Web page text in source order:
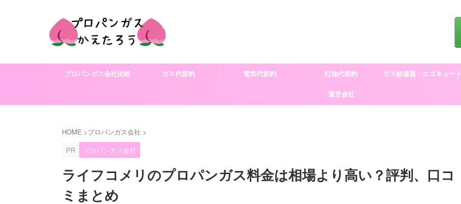
プロパンガス会社比較 ガス代節約 電気代節約 灯油代節約 ガス給湯器・エコキュート
運営会社
HOME >プロパンガス会社 >
PR
プロパンガス会社
ライフコメリのプロパンガス料金は相場より高い？評判、口コ
ミまとめ